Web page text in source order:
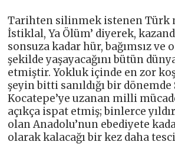
Tarihten silinmek istenen Türk
İstiklal, Ya Ölüm’ diyerek,
sonsuza kadar hür, bağımsız ve
şekilde yaşayacağını bütün
etmiştir. Yokluk içinde en zor
şeyin bitti sanıldığı bir dönemde
Kocatepe’ye uzanan milli
açıkça ispat etmiş; binlerce
olan Anadolu’nun ebediyete
olarak kalacağı bir kez daha